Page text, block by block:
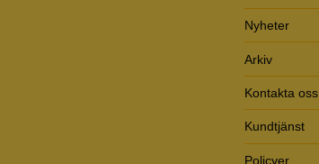
Nyheter
Arkiv
Kontakta
Kundtjänst
Policyer